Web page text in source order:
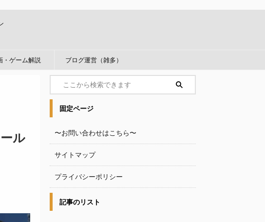
・ゲーム解説 ブログ運営（雑多）
ル
固定ページ
〜お問い合わせはこちら〜
サイトマップ
プライバシーポリシー
記事のリスト